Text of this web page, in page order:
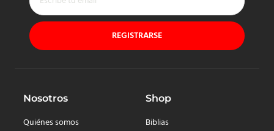
REGISTRARSE
Nosotros
Quiénes somos
Shop
Biblias